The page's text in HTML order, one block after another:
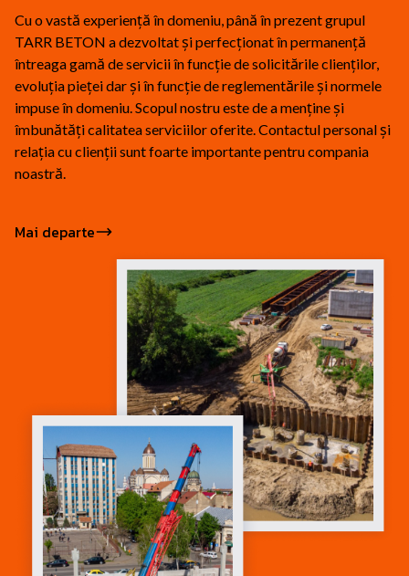
Cu o vastă experiență în domeniu, până în prezent grupul
TARR BETON a dezvoltat și perfecționat în permanență
întreaga gamă de servicii în funcție de solicitările clienților,
evoluția pieței dar și în funcție de reglementările și normele
impuse în domeniu. Scopul nostru este de a menține și
îmbunătăți calitatea serviciilor oferite. Contactul personal și
relația cu clienții sunt foarte importante pentru compania
noastră.
Mai departe